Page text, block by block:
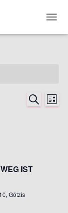
SUCHE
LISTE
IST
Götzis